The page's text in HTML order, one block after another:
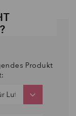
Produkt